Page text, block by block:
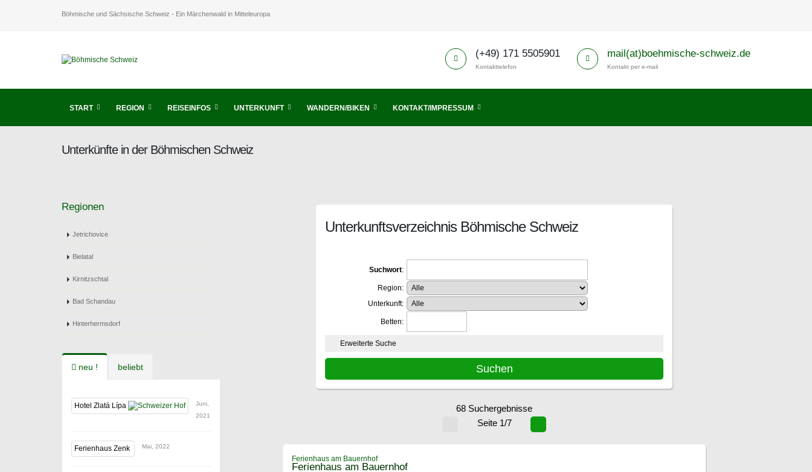
Böhmische und Sächsische Schweiz - Ein Märchenwald in Mitteleuropa
(+49) 171 5505901
Kontakttelefon
mail(at)boehmische-schweiz.de
Kontakt per e-mail
START REGION REISEINFOS UNTERKUNFT WANDERN/BIKEN KONTAKT/IMPRESSUM
Unterkünfte in der Böhmischen Schweiz
Regionen
Jetrichovice
Bielatal
Kirnitzschtal
Bad Schandau
Hinterhermsdorf
neu ! beliebt
Hotel Zlatá Lípa
Juni,
2021
Ferienhaus Zenk Mai, 2022
Unterkunftsverzeichnis Böhmische Schweiz
Suchwort:
Region:
Unterkunft:
Betten:
Erweiterte Suche
68 Suchergebnisse
Seite 1/7
Ferienhaus am Bauernhof
Ferienhaus am Bauernhof